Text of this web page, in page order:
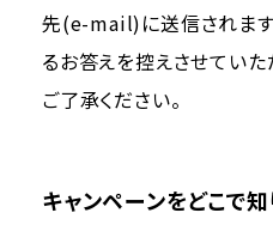
先(e-mail)に送信されま
るお答えを控えさせていた
ご了承ください。
キャンペーンをどこで知